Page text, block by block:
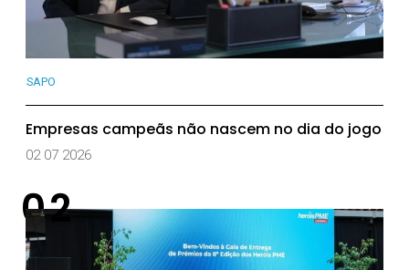
SAPO
Empresas campeãs não nascem no dia do jogo
02 07 2026